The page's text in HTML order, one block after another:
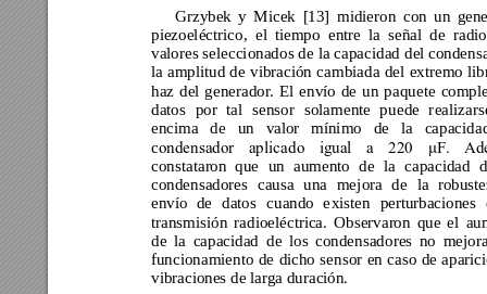
Grzybek y Micek [13] midieron con un
piezoeléctrico, el tiempo entre la señal de
valores seleccionados de la capacidad del
la amplitud de vibración cambiada del extremo
haz del generador. El envío de un paquete
datos por tal sensor solamente puede r
encima de un valor mínimo de la capacid
condensador aplicado igual a 220 μF.
constataron que un aumento de la capacidad d
condensadores causa una mejora de la
envío de datos cuando existen perturbaciones
transmisión radioeléctrica. Observaron que el au
de la capacidad de los condensadores no m
funcionamiento de dicho sensor en caso de
vibraciones de larga duración.